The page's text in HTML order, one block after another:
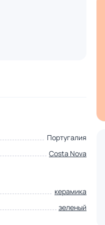
Португалия
Costa Nova
керамика
зеленый